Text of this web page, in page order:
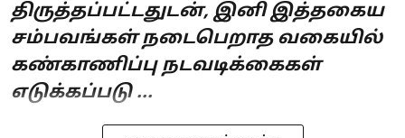
திருத்தப்பட்டதுடன், இனி இத்தகைய
சம்பவங்கள் நடைபெறாத வகையில்
கண்காணிப்பு நடவடிக்கைகள்
எடுக்கப்படு ...